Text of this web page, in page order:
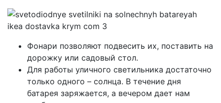
Фонари позволяют подвесить их, поставить на
дорожку или садовый стол.
Для работы уличного светильника достаточно
только одного – солнца. В течение дня
батарея заряжается, а вечером дает нам